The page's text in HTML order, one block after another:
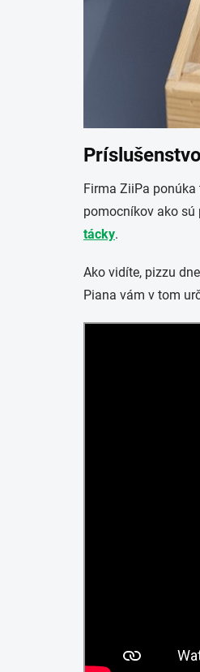
Príslušenstvo
Firma ZiiPa
pomocníkov ako sú
tácky.
Ako vidíte, pizzu
Piana vám v tom